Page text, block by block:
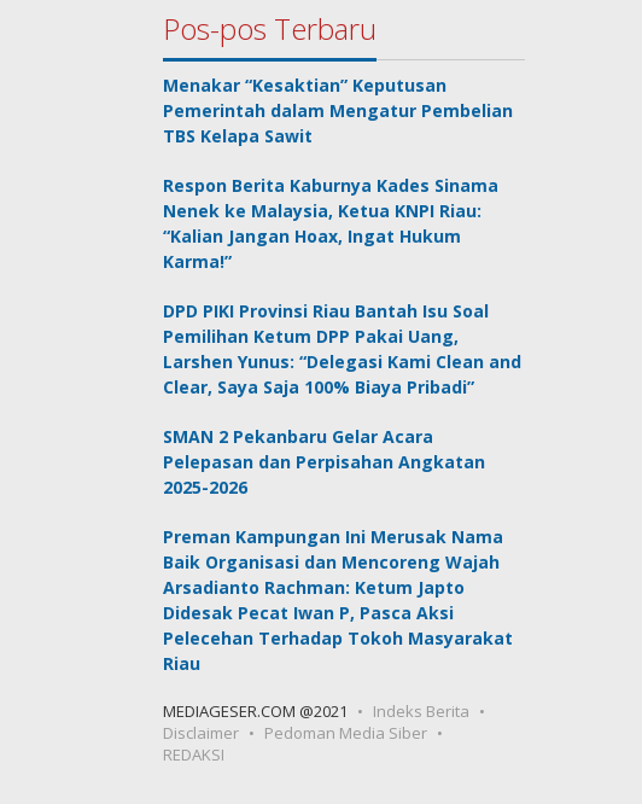
Pos-pos Terbaru
Menakar “Kesaktian” Keputusan
Pemerintah dalam Mengatur Pembelian
TBS Kelapa Sawit
Respon Berita Kaburnya Kades Sinama
Nenek ke Malaysia, Ketua KNPI Riau:
“Kalian Jangan Hoax, Ingat Hukum
Karma!”
DPD PIKI Provinsi Riau Bantah Isu Soal
Pemilihan Ketum DPP Pakai Uang,
Larshen Yunus: “Delegasi Kami Clean and
Clear, Saya Saja 100% Biaya Pribadi”
SMAN 2 Pekanbaru Gelar Acara
Pelepasan dan Perpisahan Angkatan
2025-2026
Preman Kampungan Ini Merusak Nama
Baik Organisasi dan Mencoreng Wajah
Arsadianto Rachman: Ketum Japto
Didesak Pecat Iwan P, Pasca Aksi
Pelecehan Terhadap Tokoh Masyarakat
Riau
MEDIAGESER.COM @2021
Indeks Berita
Disclaimer
Pedoman Media Siber
REDAKSI